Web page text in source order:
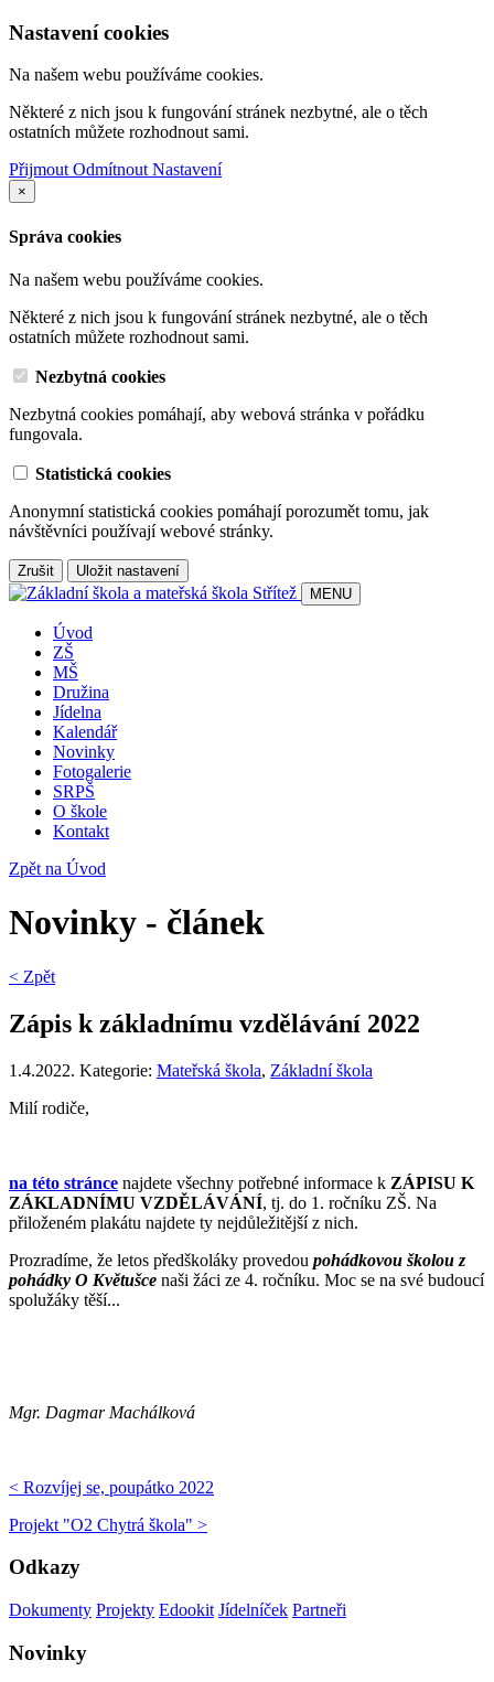
Nastavení cookies
Na našem webu používáme cookies.
Některé z nich jsou k fungování stránek nezbytné, ale o těch
ostatních můžete rozhodnout sami.
PřijmoutOdmítnoutNastavení
×
Správa cookies
Na našem webu používáme cookies.
Některé z nich jsou k fungování stránek nezbytné, ale o těch
ostatních můžete rozhodnout sami.
Nezbytná cookies
Nezbytná cookies pomáhají, aby webová stránka v pořádku
fungovala.
Statistická cookies
Anonymní statistická cookies pomáhají porozumět tomu, jak
návštěvníci používají webové stránky.
Zrušit
Uložit nastavení
MENU
Úvod
ZŠ
MŠ
Družina
Jídelna
Kalendář
Novinky
Fotogalerie
SRPŠ
O škole
Kontakt
Zpět na Úvod
Novinky - článek
< Zpět
Zápis k základnímu vzdělávání 2022
1.4.2022. Kategorie: Mateřská škola, Základní škola
Milí rodiče,
na této stránce najdete všechny potřebné informace k ZÁPISU K
ZÁKLADNÍMU VZDĚLÁVÁNÍ, tj. do 1. ročníku ZŠ. Na
přiloženém plakátu najdete ty nejdůležitější z nich.
Prozradíme, že letos předškoláky provedou pohádkovou školou z
pohádky O Květušce naši žáci ze 4. ročníku. Moc se na své budoucí
spolužáky těší...
Mgr. Dagmar Machálková
< Rozvíjej se, poupátko 2022
Projekt "O2 Chytrá škola" >
Odkazy
Dokumenty Projekty Edookit Jídelníček Partneři
Novinky